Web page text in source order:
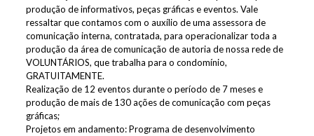
produção de informativos, peças gráficas e eventos. Vale
ressaltar que contamos com o auxílio de uma assessora de
comunicação interna, contratada, para operacionalizar toda a
produção da área de comunicação de autoria de nossa rede de
VOLUNTÁRIOS, que trabalha para o condomínio,
GRATUITAMENTE.
Realização de 12 eventos durante o período de 7 meses e
produção de mais de 130 ações de comunicação com peças
gráficas;
Projetos em andamento: Programa de desenvolvimento